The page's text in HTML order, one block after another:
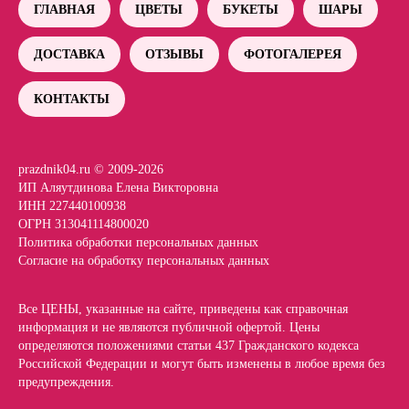
ГЛАВНАЯ ЦВЕТЫ БУКЕТЫ ШАРЫ
ДОСТАВКА ОТЗЫВЫ ФОТОГАЛЕРЕЯ
КОНТАКТЫ
prazdnik04.ru © 2009-2026
ИП Аляутдинова Елена Викторовна
ИНН 227440100938
ОГРН 313041114800020
Политика обработки персональных данных
Согласие на обработку персональных данных
Все ЦЕНЫ, указанные на сайте, приведены как справочная
информация и не являются публичной офертой. Цены
определяются положениями статьи 437 Гражданского кодекса
Российской Федерации и могут быть изменены в любое время без
предупреждения.